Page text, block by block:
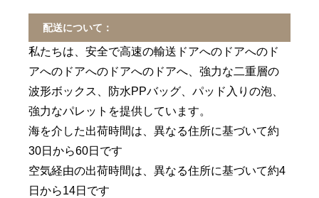
配送について：
私たちは、安全で高速の輸送ドアへのドアへのド
アへのドアへのドアへのドアへ、強力な二重層の
波形ボックス、防水PPバッグ、パッド入りの泡、
強力なパレットを提供しています。
海を介した出荷時間は、異なる住所に基づいて約
30日から60日です
空気経由の出荷時間は、異なる住所に基づいて約4
日から14日です